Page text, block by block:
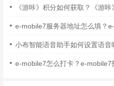
《游咔》积分如何获取？《游
e-mobile7服务器地址怎么填？
e-mobile7怎么打卡？e-mobile7